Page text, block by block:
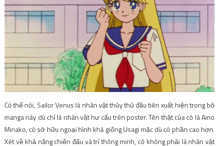
Có thể nói, Sailor Venus là nhân vật thủy thủ đầu tiên xuất hiện trong bộ
manga này dù chỉ là nhân vật hư cấu trên poster. Tên thật của cô là Aino
Minako, cô sở hữu ngoại hình khá giống Usagi mặc dù có phần cao hơn.
Xét về khả năng chiến đấu và trí thông minh, cô không phải là nhân vật